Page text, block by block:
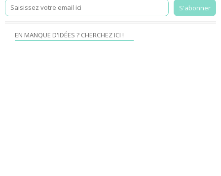
EN MANQUE D'IDÉES ? CHERCHEZ ICI !